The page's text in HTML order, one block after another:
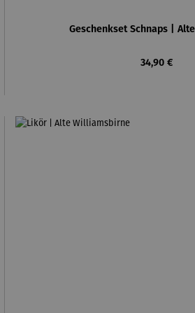
Geschenkset Schnaps |
Regulärer
34,90 €